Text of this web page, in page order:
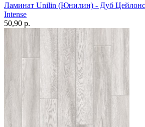
Ламинат Unilin (Юнилин) - Дуб
Intense
50,90 p.